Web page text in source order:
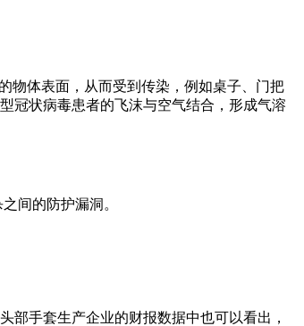
体表面，从而受到传染，例如桌子、门把
冠状病毒患者的飞沫与空气结合，形成气溶
间的防护漏洞。
手套生产企业的财报数据中也可以看出，